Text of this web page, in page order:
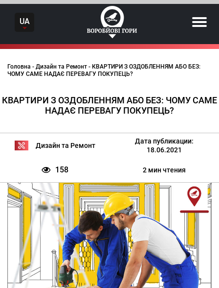
Skip
contentUA
Головна - Дизайн та Ремонт - КВАРТИРИ З ОЗДОБЛЕННЯМ АБО БЕЗ:
ЧОМУ САМЕ НАДАЄ ПЕРЕВАГУ ПОКУПЕЦЬ?
КВАРТИРИ З ОЗДОБЛЕННЯМ АБО БЕЗ: ЧОМУ САМЕ
НАДАЄ ПЕРЕВАГУ ПОКУПЕЦЬ?
Дизайн та Ремонт
Дата публикации:
18.06.2021
158 2 мин чтения